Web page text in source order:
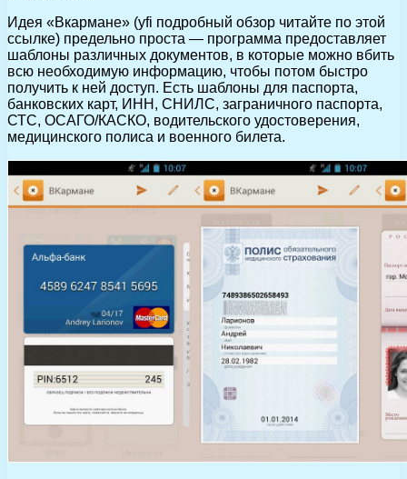
Идея «Вкармане» (yfi подробный обзор читайте по этой
ссылке) предельно проста — программа предоставляет
шаблоны различных документов, в которые можно вбить
всю необходимую информацию, чтобы потом быстро
получить к ней доступ. Есть шаблоны для паспорта,
банковских карт, ИНН, СНИЛС, заграничного паспорта,
СТС, ОСАГО/КАСКО, водительского удостоверения,
медицинского полиса и военного билета.